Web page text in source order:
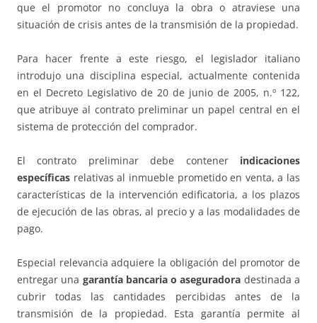
que el promotor no concluya la obra o atraviese una
situación de crisis antes de la transmisión de la propiedad.
Para hacer frente a este riesgo, el legislador italiano
introdujo una disciplina especial, actualmente contenida
en el Decreto Legislativo de 20 de junio de 2005, n.º 122,
que atribuye al contrato preliminar un papel central en el
sistema de protección del comprador.
El contrato preliminar debe contener indicaciones
específicas relativas al inmueble prometido en venta, a las
características de la intervención edificatoria, a los plazos
de ejecución de las obras, al precio y a las modalidades de
pago.
Especial relevancia adquiere la obligación del promotor de
entregar una garantía bancaria o aseguradora destinada a
cubrir todas las cantidades percibidas antes de la
transmisión de la propiedad. Esta garantía permite al